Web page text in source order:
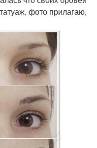
фото прилагаю,